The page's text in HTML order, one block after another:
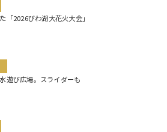
「2026びわ湖大花火大会」
遊び広場。スライダーも